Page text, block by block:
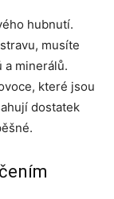
hubnutí.
musíte
a minerálů.
které jsou
dostatek